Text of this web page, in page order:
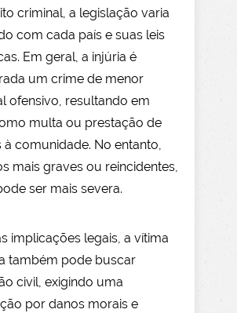
criminal, a legislação varia
com cada país e suas leis
Em geral, a injúria é
um crime de menor
ofensivo, resultando em
multa ou prestação de
à comunidade. No entanto,
mais graves ou reincidentes,
ser mais severa.
implicações legais, a vítima
também pode buscar
civil, exigindo uma
por danos morais e